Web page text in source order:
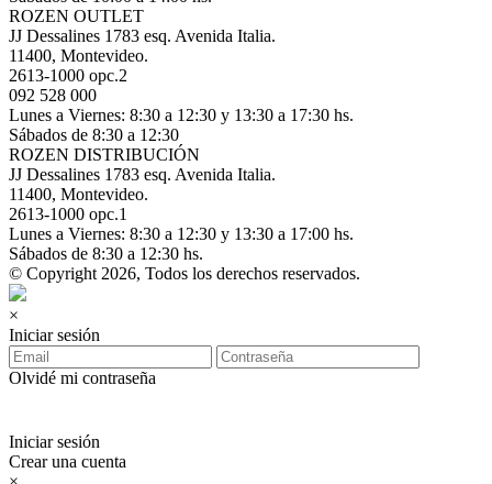
ROZEN OUTLET
JJ Dessalines 1783 esq. Avenida Italia.
11400, Montevideo.
2613-1000 opc.2
092 528 000
Lunes a Viernes: 8:30 a 12:30 y 13:30 a 17:30 hs.
Sábados de 8:30 a 12:30
ROZEN DISTRIBUCIÓN
JJ Dessalines 1783 esq. Avenida Italia.
11400, Montevideo.
2613-1000 opc.1
Lunes a Viernes: 8:30 a 12:30 y 13:30 a 17:00 hs.
Sábados de 8:30 a 12:30 hs.
© Copyright 2026, Todos los derechos reservados.
×
Iniciar sesión
Olvidé mi contraseña
Iniciar sesión
Crear una cuenta